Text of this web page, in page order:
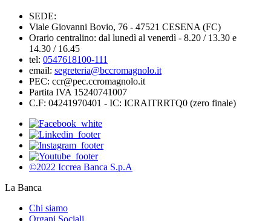
SEDE:
Viale Giovanni Bovio, 76 - 47521 CESENA (FC)
Orario centralino: dal lunedì al venerdì - 8.20 / 13.30 e
14.30 / 16.45
tel: 0547618100-111
email: segreteria@bccromagnolo.it
PEC: ccr@pec.ccromagnolo.it
Partita IVA 15240741007
C.F: 04241970401 - IC: ICRAITRRTQ0 (zero finale)
©2022 Iccrea Banca S.p.A
La Banca
Chi siamo
Organi Sociali